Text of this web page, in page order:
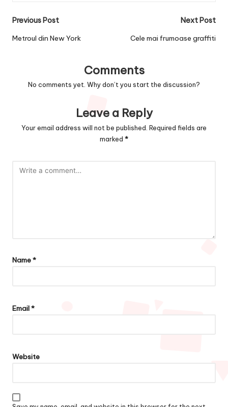
Post
navigation
Previous Post
Metroul din New York
Next Post
Cele mai frumoase graffiti
Comments
No comments yet. Why don’t you start the discussion?
Leave a Reply
Your email address will not be published. Required fields are
marked *
Name*
Email*
Website